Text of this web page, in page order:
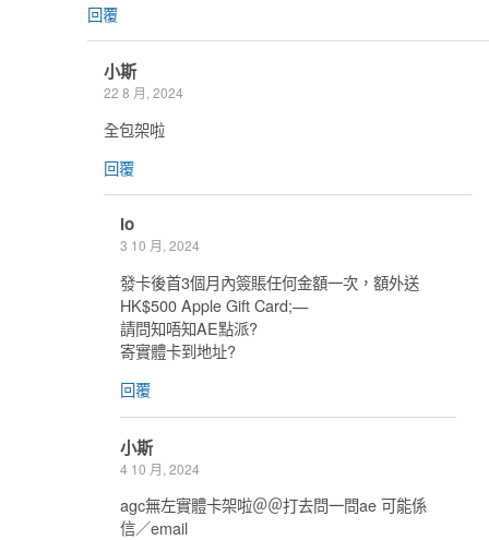
回覆
小斯
22 8 月, 2024
全包架啦
回覆
lo
3 10 月, 2024
發卡後首3個月內簽賬任何金額一次，額外送
HK$500 Apple Gift Card;—
請問知唔知AE點派?
寄實體卡到地址?
回覆
小斯
4 10 月, 2024
agc無左實體卡架啦＠＠打去問一問ae 可能係
信／email